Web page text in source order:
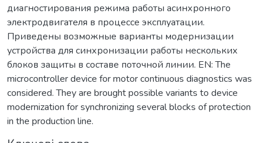
диагностирования режима работы асинхронного
электродвигателя в процессе эксплуатации.
Приведены возможные варианты модернизации
устройства для синхронизации работы нескольких
блоков защиты в составе поточной линии. EN: The
microcontroller device for motor continuous diagnostics was
considered. They are brought possible variants to device
modernization for synchronizing several blocks of protection
in the production line.